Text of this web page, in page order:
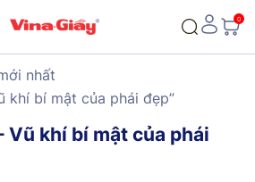
nhất
khí bí mật của phái đẹp”
Vũ khí bí mật của phái